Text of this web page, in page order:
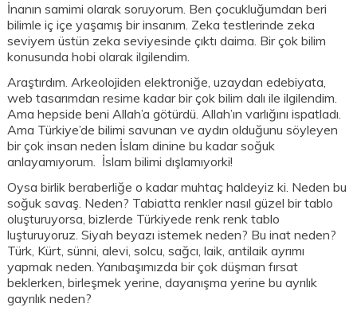
İnanın samimi olarak soruyorum. Ben çocukluğumdan beri
bilimle iç içe yaşamış bir insanım. Zeka testlerinde zeka
seviyem üstün zeka seviyesinde çıktı daima. Bir çok bilim
konusunda hobi olarak ilgilendim.
Araştırdım. Arkeolojiden elektroniğe, uzaydan edebiyata,
web tasarımdan resime kadar bir çok bilim dalı ile ilgilendim.
Ama hepside beni Allah’a götürdü. Allah’ın varlığını ispatladı.
Ama Türkiye’de bilimi savunan ve aydın olduğunu söyleyen
bir çok insan neden İslam dinine bu kadar soğuk
anlayamıyorum. İslam bilimi dışlamıyorki!
Oysa birlik beraberliğe o kadar muhtaç haldeyiz ki. Neden bu
soğuk savaş. Neden? Tabiatta renkler nasıl güzel bir tablo
oluşturuyorsa, bizlerde Türkiyede renk renk tablo
luşturuyoruz. Siyah beyazı istemek neden? Bu inat neden?
Türk, Kürt, sünni, alevi, solcu, sağcı, laik, antilaik ayrımı
yapmak neden. Yanıbaşımızda bir çok düşman fırsat
beklerken, birleşmek yerine, dayanışma yerine bu ayrılık
gayrılık neden?